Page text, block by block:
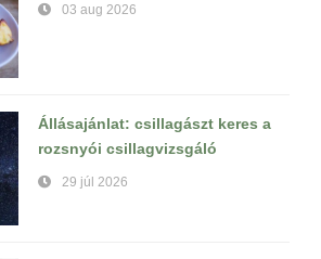
03 aug 2026
Állásajánlat: csillagászt keres a
rozsnyói csillagvizsgáló
29 júl 2026